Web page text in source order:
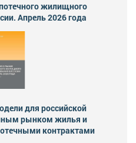
жилищного
Апрель 2026 года
для российской
рынком жилья и
контрактами